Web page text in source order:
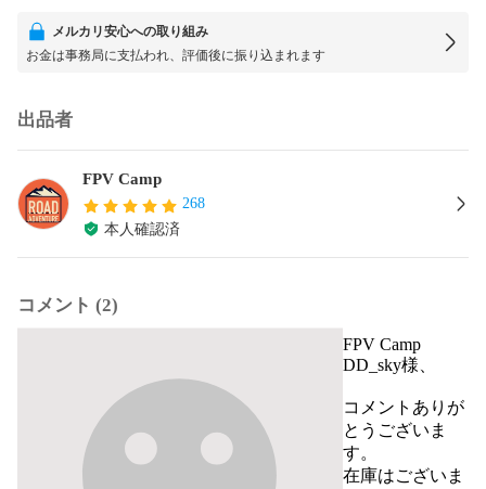
メルカリ安心への取り組み
お金は事務局に支払われ、評価後に振り込まれます
出品者
FPV Camp
268
本人確認済
コメント (2)
FPV Camp
DD_sky様、
コメントありが
とうございま
す。
在庫はございま